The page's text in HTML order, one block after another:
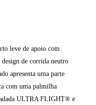
leve de apoio com
de corrida neutro
apresenta uma parte
com uma palmilha
ULTRA FLIGHT® e